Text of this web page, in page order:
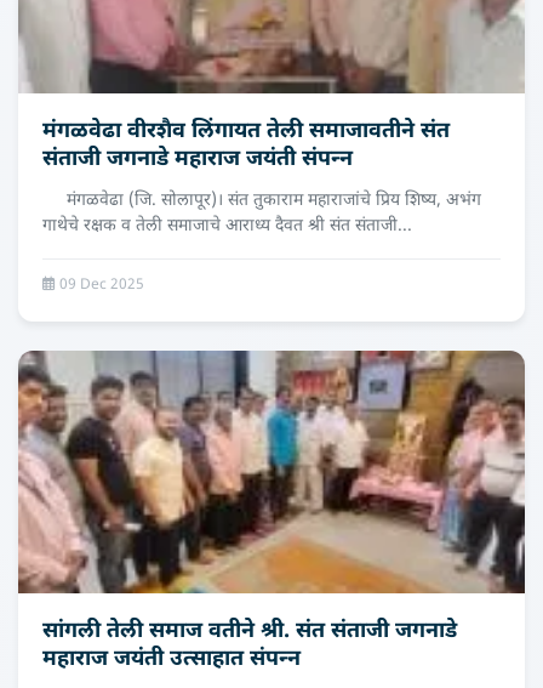
मंगळवेढा वीरशैव लिंगायत तेली समाजावतीने संत
संताजी जगनाडे महाराज जयंती संपन्‍न
मंगळवेढा (जि. सोलापूर)। संत तुकाराम महाराजांचे प्रिय शिष्य, अभंग
गाथेचे रक्षक व तेली समाजाचे आराध्य दैवत श्री संत संताजी...
09 Dec 2025
सांगली तेली समाज वतीने श्री. संत संताजी जगनाडे
महाराज जयंती उत्‍साहात संपन्‍न